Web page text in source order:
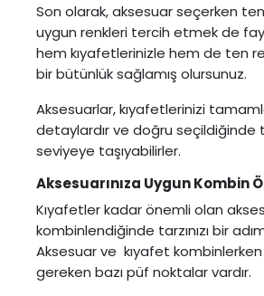
Son olarak, aksesuar seçerken
uygun renkleri tercih etmek de
hem kıyafetlerinizle hem de ten
bir bütünlük sağlamış olursunuz.
Aksesuarlar, kıyafetlerinizi
detaylardır ve doğru seçildiğinde
seviyeye taşıyabilirler.
Aksesuarınıza Uygun Kombin
Kıyafetler kadar önemli olan
kombinlendiğinde tarzınızı bir
Aksesuar ve kıyafet
gereken bazı püf noktalar vardır.